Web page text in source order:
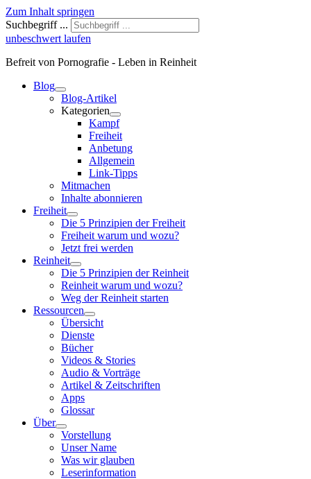
Zum Inhalt springen
Suchbegriff ...
unbeschwert laufen
Befreit von Pornografie - Leben in Reinheit
Blog
Blog-Artikel
Kategorien
Kampf
Freiheit
Anbetung
Allgemein
Link-Tipps
Mitmachen
Inhalte abonnieren
Freiheit
Die 5 Prinzipien der Freiheit
Freiheit warum und wozu?
Jetzt frei werden
Reinheit
Die 5 Prinzipien der Reinheit
Reinheit warum und wozu?
Weg der Reinheit starten
Ressourcen
Übersicht
Dienste
Bücher
Videos & Stories
Audio & Vorträge
Artikel & Zeitschriften
Apps
Glossar
Über
Vorstellung
Unser Name
Was wir glauben
Leser­infor­mation